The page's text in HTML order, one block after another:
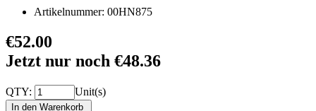
Artikelnummer: 00HN875
€52.00
Jetzt nur noch €48.36
QTY: Unit(s)